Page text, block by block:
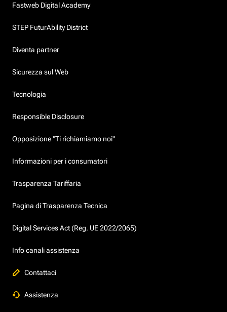
Fastweb Digital Academy
STEP FuturAbility District
Diventa partner
Sicurezza sul Web
Tecnologia
Responsible Disclosure
Opposizione "Ti richiamiamo noi"
Informazioni per i consumatori
Trasparenza Tariffaria
Pagina di Trasparenza Tecnica
Digital Services Act (Reg. UE 2022/2065)
Info canali assistenza
Contattaci
Assistenza